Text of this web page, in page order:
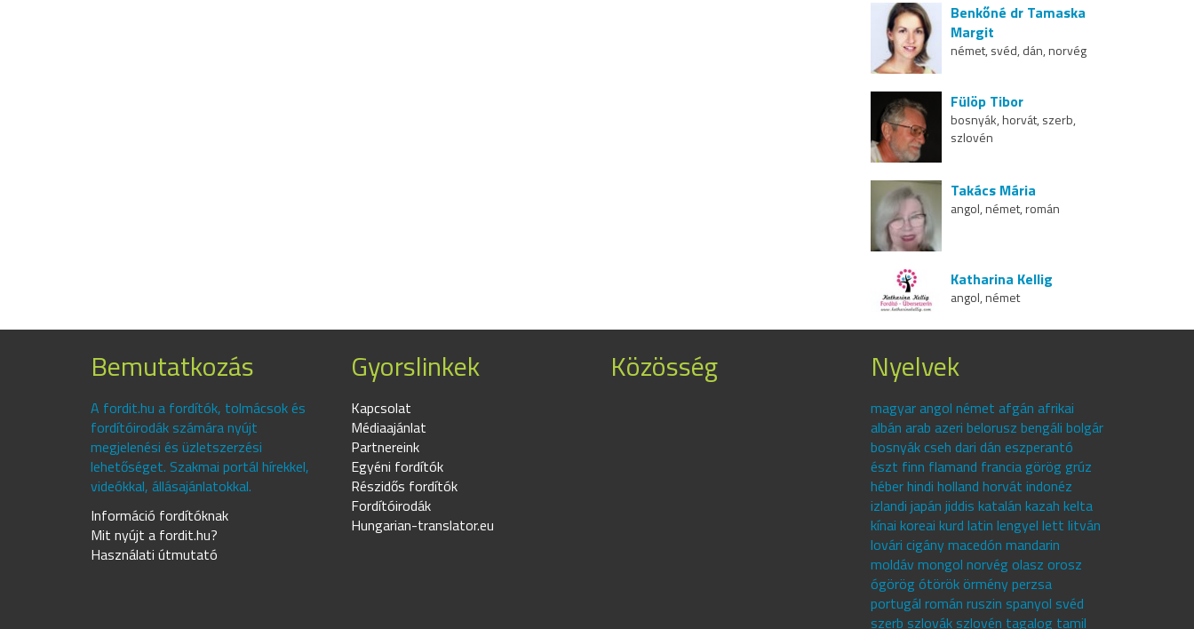
Benkőné dr Tamaska
Margit
német, svéd, dán, norvég
Fülöp Tibor
bosnyák, horvát, szerb,
szlovén
Takács Mária
angol, német, román
Katharina Kellig
angol, német
Bemutatkozás
A fordit.hu a fordítók, tolmácsok és
fordítóirodák számára nyújt
megjelenési és üzletszerzési
lehetőséget. Szakmai portál hírekkel,
videókkal, állásajánlatokkal.
Információ fordítóknak
Mit nyújt a fordit.hu?
Használati útmutató
Gyorslinkek
Kapcsolat
Médiaajánlat
Partnereink
Egyéni fordítók
Részidős fordítók
Fordítóirodák
Hungarian-translator.eu
Közösség Nyelvek
magyar angol német afgán afrikai
albán arab azeri belorusz bengáli bolgár
bosnyák cseh dari dán eszperantó
észt finn flamand francia görög grúz
héber hindi holland horvát indonéz
izlandi japán jiddis katalán kazah kelta
kínai koreai kurd latin lengyel lett litván
lovári cigány macedón mandarin
moldáv mongol norvég olasz orosz
ógörög ótörök örmény perzsa
portugál román ruszin spanyol svéd
szerb szlovák szlovén tagalog tamil